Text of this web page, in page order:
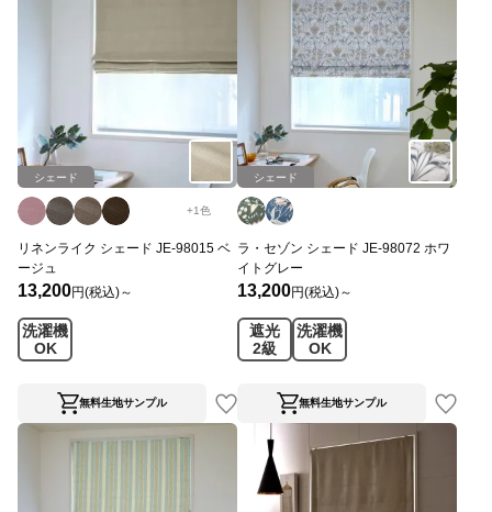
シェード
+1色
リネンライク シェード JE-98015 ベ
ージュ
13,200円(税込)～
洗濯機
OK
無料生地サンプル
シェード
ラ・セゾン シェード JE-98072 ホワ
イトグレー
13,200円(税込)～
遮光
2級
洗濯機
OK
無料生地サンプル